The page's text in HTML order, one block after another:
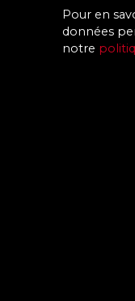
Pour en
données
notre